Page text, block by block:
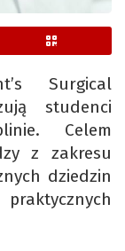
Surgical
studenci
Celem
z zakresu
dziedzin